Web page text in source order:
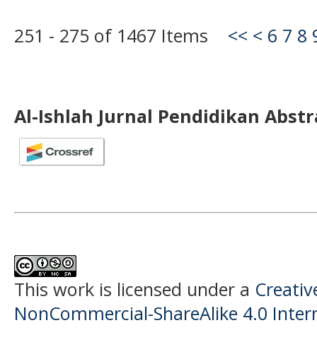
251 - 275 of 1467 Items << < 6 7 8
Al-Ishlah Jurnal Pendidikan
This work is licensed under a
NonCommercial-ShareAlike 4.0